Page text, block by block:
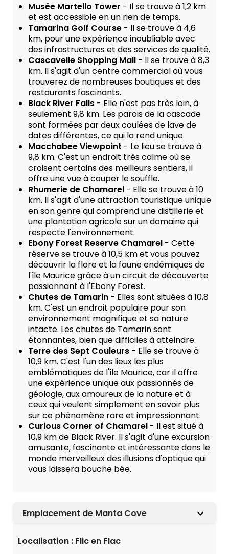
Musée Martello Tower - Il se trouve à 1,2 km
et est accessible en un rien de temps.
Tamarina Golf Course - Il se trouve à 4,6
km, pour une expérience inoubliable avec
des infrastructures et des services de qualité.
Cascavelle Shopping Mall - Il se trouve à 8,3
km. Il s'agit d'un centre commercial où vous
trouverez de nombreuses boutiques et des
restaurants fascinants.
Black River Falls - Elle n'est pas très loin, à
seulement 9,8 km. Les parois de la cascade
sont formées par deux coulées de lave de
dates différentes, ce qui la rend unique.
Macchabee Viewpoint - Le lieu se trouve à
9,8 km. C'est un endroit très calme où se
croisent certains des meilleurs sentiers, il
offre une vue à couper le souffle.
Rhumerie de Chamarel - Elle se trouve à 10
km. Il s'agit d'une attraction touristique unique
en son genre qui comprend une distillerie et
une plantation agricole sur un domaine qui
respecte l'environnement.
Ebony Forest Reserve Chamarel - Cette
réserve se trouve à 10,5 km et vous pouvez
découvrir la flore et la faune endémiques de
l'île Maurice grâce à un circuit de découverte
passionnant à l'Ebony Forest.
Chutes de Tamarin - Elles sont situées à 10,8
km. C'est un endroit populaire pour son
environnement magnifique et sa nature
intacte. Les chutes de Tamarin sont
étonnantes, bien que difficiles à atteindre.
Terre des Sept Couleurs - Elle se trouve à
10,9 km. C'est l'un des lieux les plus
emblématiques de l'île Maurice, car il offre
une expérience unique aux passionnés de
géologie, aux amoureux de la nature et à
ceux qui veulent simplement en savoir plus
sur ce phénomène rare et impressionnant.
Curious Corner of Chamarel - Il est situé à
10,9 km de Black River. Il s'agit d'une excursion
amusante, fascinante et intéressante dans le
monde merveilleux des illusions d'optique qui
vous laissera bouche bée.
Emplacement de Manta Cove
Localisation : Flic en Flac